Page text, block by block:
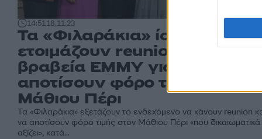
14:5118.11.23
Τα «Φιλαράκια» ίσως
ετοιμάζουν reunion στα 75α
βραβεία EMMY για να
αποτίσουν φόρο τιμής στον
Μάθιου Πέρι
Τα «Φιλαράκια» εξετάζουν το ενδεχόμενο να κάνουν reunion
να αποτίσουν φόρο τιμής στον Μάθιου Πέρι «που δικαιωματικά
αξίζει», κατά...